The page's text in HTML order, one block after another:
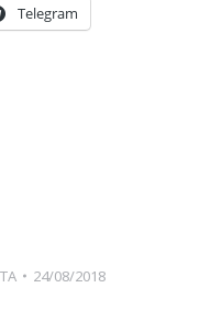
Telegram
24/08/2018